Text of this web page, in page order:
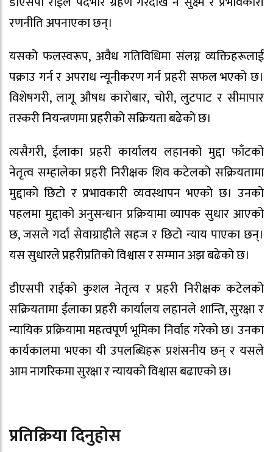
रणनीति अपनाएका छन्।
यसको फलस्वरूप, अवैध गतिविधिमा संलग्न व्यक्तिहरूलाई
पक्राउ गर्न र अपराध न्यूनीकरण गर्न प्रहरी सफल भएको छ।
विशेषगरी, लागू औषध कारोबार, चोरी, लुटपाट र सीमापार
तस्करी नियन्त्रणमा प्रहरीको सक्रियता बढेको छ।
त्यसैगरी, ईलाका प्रहरी कार्यालय लहानको मुद्दा फाँटको
नेतृत्व सम्हालेका प्रहरी निरीक्षक शिव कटेलको सक्रियतामा
मुद्दाको छिटो र प्रभावकारी व्यवस्थापन भएको छ। उनको
पहलमा मुद्दाको अनुसन्धान प्रक्रियामा व्यापक सुधार आएको
छ, जसले गर्दा सेवाग्राहीले सहज र छिटो न्याय पाएका छन्।
यस सुधारले प्रहरीप्रतिको विश्वास र सम्मान अझ बढेको छ।
डीएसपी राईको कुशल नेतृत्व र प्रहरी निरीक्षक कटेलको
सक्रियतामा ईलाका प्रहरी कार्यालय लहानले शान्ति, सुरक्षा र
न्यायिक प्रक्रियामा महत्वपूर्ण भूमिका निर्वाह गरेको छ। उनका
कार्यकालमा भएका यी उपलब्धिहरू प्रशंसनीय छन् र यसले
आम नागरिकमा सुरक्षा र न्यायको विश्वास बढाएको छ।
प्रतिक्रिया दिनुहोस